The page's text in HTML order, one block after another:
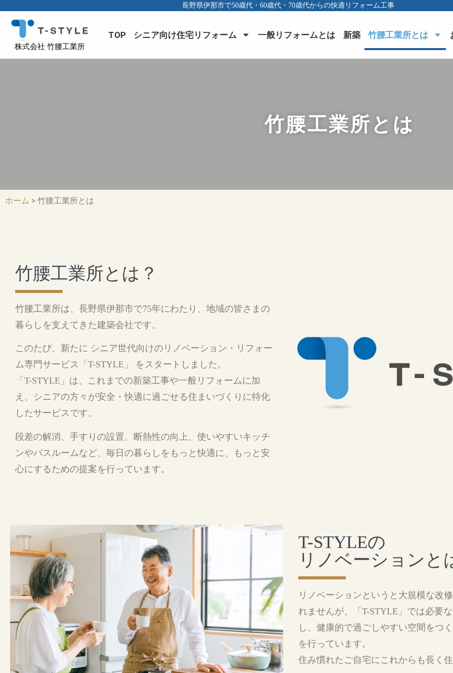
長野県伊那市で50歳代・60歳代・70歳代からの快適リフォーム工事
株式会社 竹腰工業所
TOP シニア向け住宅リフォーム 一般リフォームとは 新築 竹腰工業所とは
竹腰工業所とは
ホーム > 竹腰工業所とは
竹腰工業所とは？
竹腰工業所は、長野県伊那市で75年にわたり、地域の皆さまの
暮らしを支えてきた建築会社です。
このたび、新たに シニア世代向けのリノベーション・リフォー
ム専門サービス「T-STYLE」 をスタートしました。
「T-STYLE」は、これまでの新築工事や一般リフォームに加
え、シニアの方々が安全・快適に過ごせる住まいづくりに特化
したサービスです。
段差の解消、手すりの設置、断熱性の向上、使いやすいキッチ
ンやバスルームなど、毎日の暮らしをもっと快適に、もっと安
心にするための提案を行っています。
T-STYLEの
リノベーションと
リノベーションというと大規模な改
れませんが、「T-STYLE」では必要
し、健康的で過ごしやすい空間をつ
を行っています。
住み慣れたご自宅にこれからも長く